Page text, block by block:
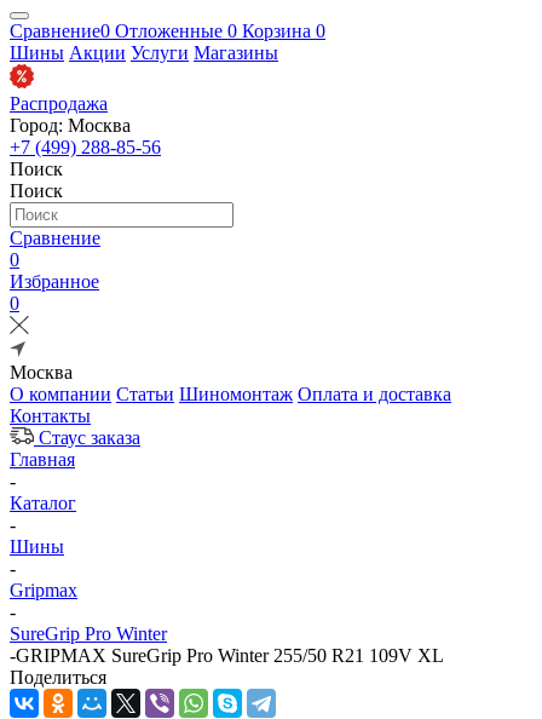
Сравнение0 Отложенные 0 Корзина 0
Шины Акции Услуги Магазины
Распродажа
Город: Москва
+7 (499) 288-85-56
Поиск
Поиск
Сравнение
0
Избранное
0
Москва
О компании Статьи Шиномонтаж Оплата и доставка
Контакты
Стаус заказа
Главная
-
Каталог
-
Шины
-
Gripmax
-
SureGrip Pro Winter
-GRIPMAX SureGrip Pro Winter 255/50 R21 109V XL
Поделиться